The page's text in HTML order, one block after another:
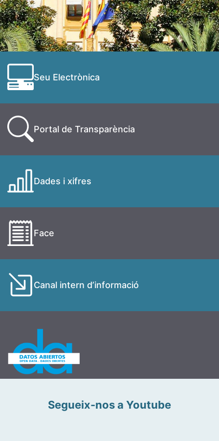
Seu Electrònica
Portal de Transparència
Dades i xifres
Face
Canal intern d’informació
Segueix-nos a Youtube